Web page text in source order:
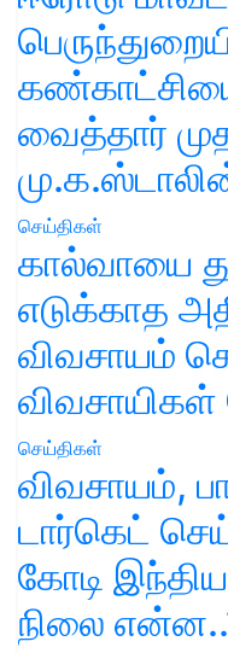
வைத்தார்
செய்திகள்
கால்வாயை
எடுக்காத
விவசாயம்
செய்திகள்
விவசாயம்,
டார்கெட்
கோடி
நிலை